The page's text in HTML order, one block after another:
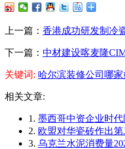
上一篇： 香港成功研发制冷
下一篇： 中材建设喀麦隆
关键词: 哈尔滨装修公司哪家
相关文章:
1. 墨西哥中资企业时
2. 欧盟对华瓷砖作出
3. 乌克兰水泥消费量